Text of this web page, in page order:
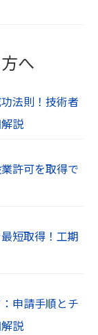
へ
法則！技術者
説
許可を取得で
短取得！工期
申請手順とチ
説